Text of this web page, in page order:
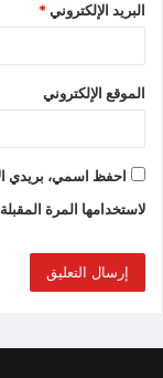
البريد الإلكتروني*
الموقع الإلكتروني
احفظ اسمي، بريدي
لاستخدامها المرة